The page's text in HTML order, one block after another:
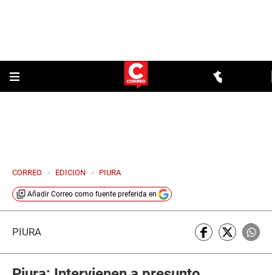
CORREO > EDICION > PIURA
Añadir Correo como fuente preferida en
PIURA